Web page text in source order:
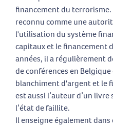
financement du
reconnu comme une
l'utilisation du système
capitaux et le financement
années, il a régulièrement
de conférences en
blanchiment d'argent et le
est aussi l’auteur d’un
l’état de faillite.
Il enseigne également